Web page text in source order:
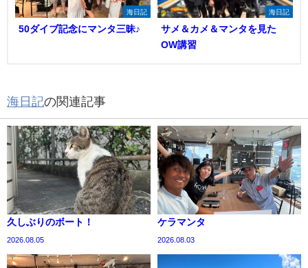
海日記
50ダイブ記念にマンタ三昧♪
海日記
サメ＆カメ＆マンタを見た
OW講習
海日記の関連記事
久しぶりのボート！
2026.08.05
ケラマンタ
2026.08.03